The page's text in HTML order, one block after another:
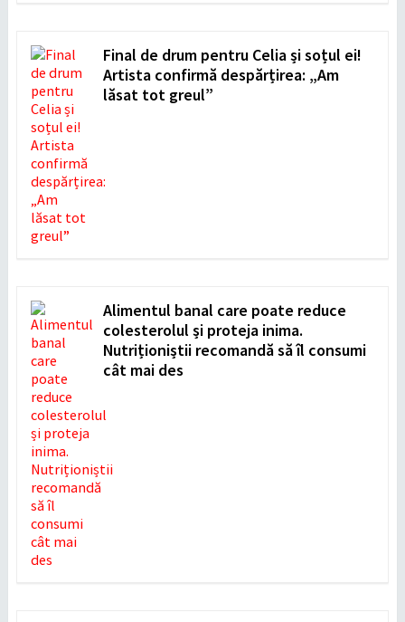
Final de drum pentru Celia și soțul ei!
Artista confirmă despărțirea: „Am
lăsat tot greul”
Alimentul banal care poate reduce
colesterolul și proteja inima.
Nutriționiștii recomandă să îl consumi
cât mai des